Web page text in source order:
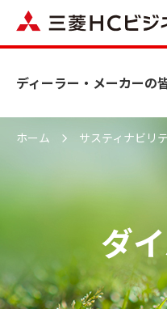
ディーラー・メーカーの
ディーラー
三菱ＨＣビジネスリースの
ベンダーリースの
リースとは
リース会計・税務
各種費用について
法人のお客
フードロス削減
健康経営支援
Wemex ストレス
ごあいさつ
沿革
役員
サステナビリティ
（※三菱HCキャピタルのホーム
ESG経営について
ホーム サスティナビリ
ダ
ディーラー
三菱ＨＣビジネスリース
ベンダーリースの
リースにつ
リースとは
リース会計・税務
法人のお客
Wemex ストレス
企業情報
ごあいさつ
企業概要
役員
サステナビ
取り組み
（※三菱HCキャピタルのホーム
ESG経営について